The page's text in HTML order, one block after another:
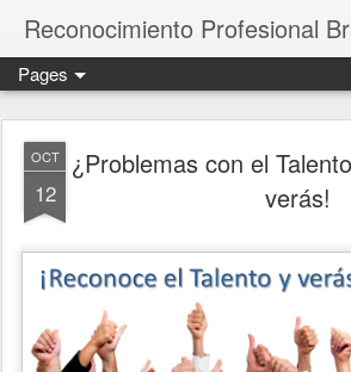
Reconocimiento Profesional
Pages
OCT
12
¿Problemas con el
verás!